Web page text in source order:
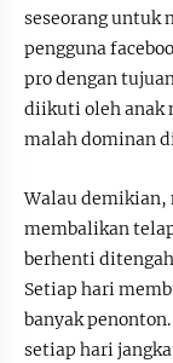
seseorang untuk
pengguna
pro dengan
diikuti oleh anak
malah dominan
Walau demikian,
membalikan
berhenti
Setiap hari
banyak
setiap hari